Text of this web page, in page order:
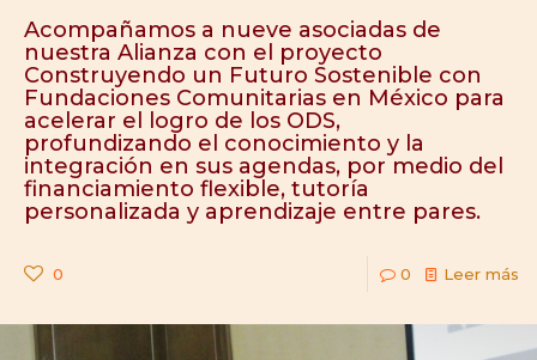
Acompañamos a nueve asociadas de
nuestra Alianza con el proyecto
Construyendo un Futuro Sostenible con
Fundaciones Comunitarias en México para
acelerar el logro de los ODS,
profundizando el conocimiento y la
integración en sus agendas, por medio del
financiamiento flexible, tutoría
personalizada y aprendizaje entre pares.
0 0 Leer más